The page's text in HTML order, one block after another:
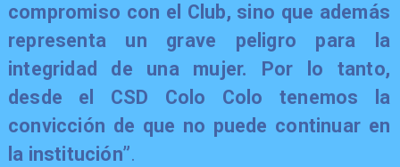
compromiso con el Club, sino que además
representa un grave peligro para la
integridad de una mujer. Por lo tanto,
desde el CSD Colo Colo tenemos la
convicción de que no puede continuar en
la institución”.